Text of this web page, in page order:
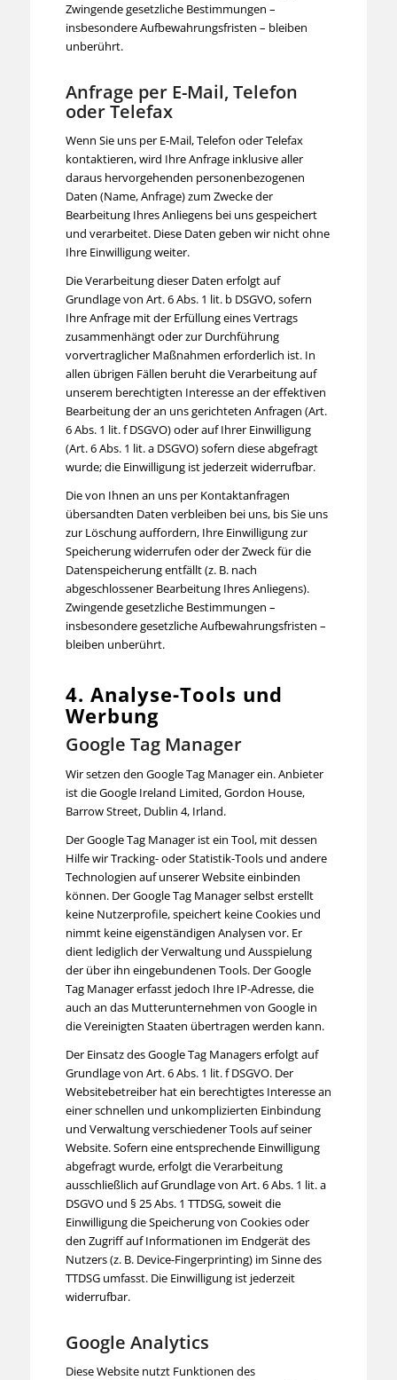
Zwingende gesetzliche Bestimmungen –
insbesondere Aufbewahrungsfristen – bleiben
unberührt.
Anfrage per E-Mail, Telefon
oder Telefax
Wenn Sie uns per E-Mail, Telefon oder Telefax
kontaktieren, wird Ihre Anfrage inklusive aller
daraus hervorgehenden personenbezogenen
Daten (Name, Anfrage) zum Zwecke der
Bearbeitung Ihres Anliegens bei uns gespeichert
und verarbeitet. Diese Daten geben wir nicht ohne
Ihre Einwilligung weiter.
Die Verarbeitung dieser Daten erfolgt auf
Grundlage von Art. 6 Abs. 1 lit. b DSGVO, sofern
Ihre Anfrage mit der Erfüllung eines Vertrags
zusammenhängt oder zur Durchführung
vorvertraglicher Maßnahmen erforderlich ist. In
allen übrigen Fällen beruht die Verarbeitung auf
unserem berechtigten Interesse an der effektiven
Bearbeitung der an uns gerichteten Anfragen (Art.
6 Abs. 1 lit. f DSGVO) oder auf Ihrer Einwilligung
(Art. 6 Abs. 1 lit. a DSGVO) sofern diese abgefragt
wurde; die Einwilligung ist jederzeit widerrufbar.
Die von Ihnen an uns per Kontaktanfragen
übersandten Daten verbleiben bei uns, bis Sie uns
zur Löschung auffordern, Ihre Einwilligung zur
Speicherung widerrufen oder der Zweck für die
Datenspeicherung entfällt (z. B. nach
abgeschlossener Bearbeitung Ihres Anliegens).
Zwingende gesetzliche Bestimmungen –
insbesondere gesetzliche Aufbewahrungsfristen –
bleiben unberührt.
4. Analyse-Tools und
Werbung
Google Tag Manager
Wir setzen den Google Tag Manager ein. Anbieter
ist die Google Ireland Limited, Gordon House,
Barrow Street, Dublin 4, Irland.
Der Google Tag Manager ist ein Tool, mit dessen
Hilfe wir Tracking- oder Statistik-Tools und andere
Technologien auf unserer Website einbinden
können. Der Google Tag Manager selbst erstellt
keine Nutzerprofile, speichert keine Cookies und
nimmt keine eigenständigen Analysen vor. Er
dient lediglich der Verwaltung und Ausspielung
der über ihn eingebundenen Tools. Der Google
Tag Manager erfasst jedoch Ihre IP-Adresse, die
auch an das Mutterunternehmen von Google in
die Vereinigten Staaten übertragen werden kann.
Der Einsatz des Google Tag Managers erfolgt auf
Grundlage von Art. 6 Abs. 1 lit. f DSGVO. Der
Websitebetreiber hat ein berechtigtes Interesse an
einer schnellen und unkomplizierten Einbindung
und Verwaltung verschiedener Tools auf seiner
Website. Sofern eine entsprechende Einwilligung
abgefragt wurde, erfolgt die Verarbeitung
ausschließlich auf Grundlage von Art. 6 Abs. 1 lit. a
DSGVO und § 25 Abs. 1 TTDSG, soweit die
Einwilligung die Speicherung von Cookies oder
den Zugriff auf Informationen im Endgerät des
Nutzers (z. B. Device-Fingerprinting) im Sinne des
TTDSG umfasst. Die Einwilligung ist jederzeit
widerrufbar.
Google Analytics
Diese Website nutzt Funktionen des